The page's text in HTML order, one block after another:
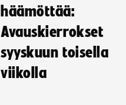
häämöttää:
Avauskierrokset
syyskuun toisella
viikolla